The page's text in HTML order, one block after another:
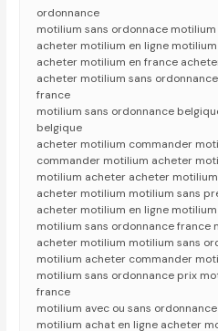
ordonnance
motilium sans ordonnace
acheter motilium en ligne
acheter motilium en france
acheter motilium sans
france
motilium sans ordonnance
belgique
acheter motilium commander
commander motilium acheter
motilium acheter acheter
acheter motilium motilium sans
acheter motilium en ligne
motilium sans ordonnance france
acheter motilium motilium sans
motilium acheter commander
motilium sans ordonnance prix
france
motilium avec ou sans
motilium achat en ligne acheter